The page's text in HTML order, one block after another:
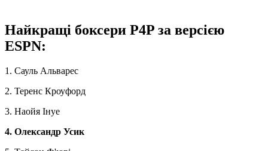
Найкращі боксери P4P за версією
ESPN:
1. Сауль Альварес
2. Теренс Кроуфорд
3. Наойя Інуе
4. Олександр Усик